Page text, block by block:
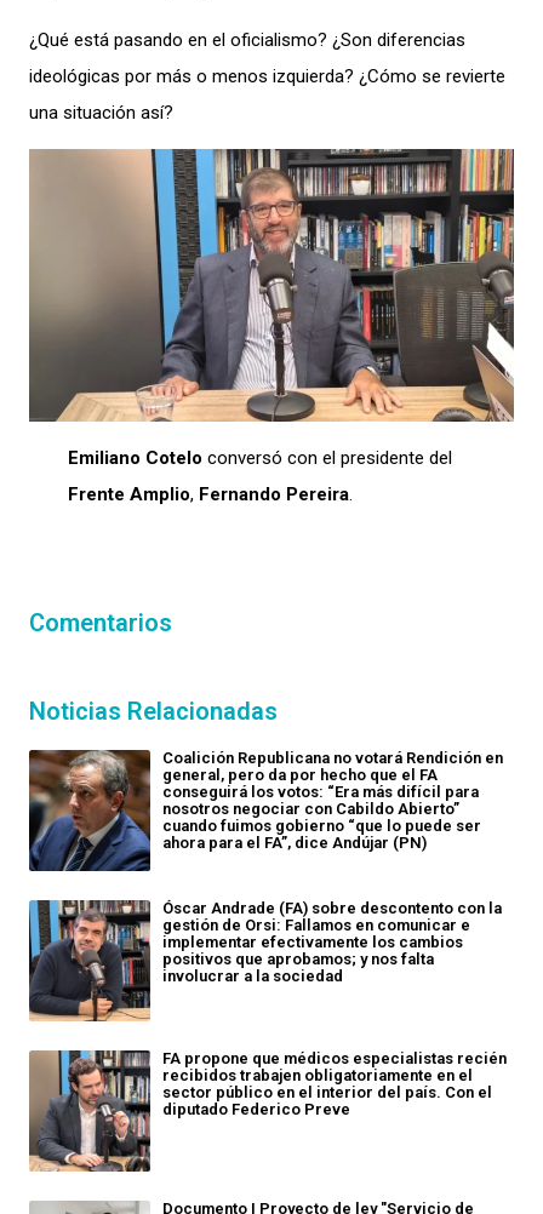
¿Qué está pasando en el oficialismo? ¿Son diferencias
ideológicas por más o menos izquierda? ¿Cómo se revierte
una situación así?
Emiliano Cotelo conversó con el presidente del
Frente Amplio, Fernando Pereira.
Comentarios
Noticias Relacionadas
Coalición Republicana no votará Rendición en
general, pero da por hecho que el FA
conseguirá los votos: “Era más difícil para
nosotros negociar con Cabildo Abierto”
cuando fuimos gobierno “que lo puede ser
ahora para el FA”, dice Andújar (PN)
Óscar Andrade (FA) sobre descontento con la
gestión de Orsi: Fallamos en comunicar e
implementar efectivamente los cambios
positivos que aprobamos; y nos falta
involucrar a la sociedad
FA propone que médicos especialistas recién
recibidos trabajen obligatoriamente en el
sector público en el interior del país. Con el
diputado Federico Preve
Documento | Proyecto de ley "Servicio de